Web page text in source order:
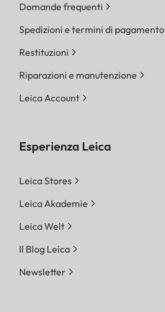
Domande frequenti
Spedizioni e termini di pagamento
Restituzioni
Riparazioni e manutenzione
Leica Account
Esperienza Leica
Leica Stores
Leica Akademie
Leica Welt
Il Blog Leica
Newsletter